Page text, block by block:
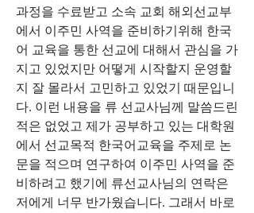
과정을 수료받고 소속 교회 해외선교부
에서 이주민 사역을 준비하기위해 한국
어 교육을 통한 선교에 대해서 관심을 가
지고 있었지만 어떻게 시작할지 운영할
지 잘 몰라서 고민하고 있었기 때문입니
다. 이런 내용을 류 선교사님께 말씀드린
적은 없었고 제가 공부하고 있는 대학원
에서 선교목적 한국어교육을 주제로 논
문을 적으며 연구하여 이주민 사역을 준
비하려고 했기에 류선교사님의 연락은
저에게 너무 반가웠습니다. 그래서 바로